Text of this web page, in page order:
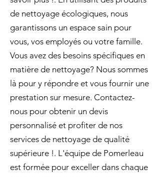
de nettoyage écologiques, nous
garantissons un espace sain pour
vous, vos employés ou votre famille.
Vous avez des besoins spécifiques en
matière de nettoyage? Nous sommes
là pour y répondre et vous fournir une
prestation sur mesure. Contactez-
nous pour obtenir un devis
personnalisé et profiter de nos
services de nettoyage de qualité
supérieure !. L'équipe de Pomerleau
est formée pour exceller dans chaque